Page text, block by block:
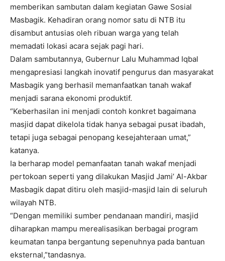
memberikan sambutan dalam kegiatan Gawe Sosial
Masbagik. Kehadiran orang nomor satu di NTB itu
disambut antusias oleh ribuan warga yang telah
memadati lokasi acara sejak pagi hari.
Dalam sambutannya, Gubernur Lalu Muhammad Iqbal
mengapresiasi langkah inovatif pengurus dan masyarakat
Masbagik yang berhasil memanfaatkan tanah wakaf
menjadi sarana ekonomi produktif.
“Keberhasilan ini menjadi contoh konkret bagaimana
masjid dapat dikelola tidak hanya sebagai pusat ibadah,
tetapi juga sebagai penopang kesejahteraan umat,”
katanya.
Ia berharap model pemanfaatan tanah wakaf menjadi
pertokoan seperti yang dilakukan Masjid Jami’ Al-Akbar
Masbagik dapat ditiru oleh masjid-masjid lain di seluruh
wilayah NTB.
“Dengan memiliki sumber pendanaan mandiri, masjid
diharapkan mampu merealisasikan berbagai program
keumatan tanpa bergantung sepenuhnya pada bantuan
eksternal,”tandasnya.